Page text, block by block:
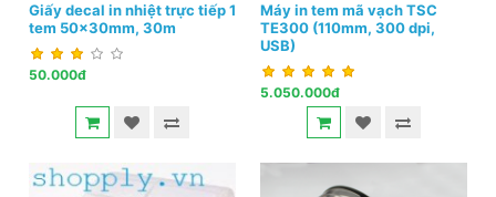
Giấy decal in nhiệt trực tiếp 1
tem 50x30mm, 30m
50.000đ
Máy in tem mã vạch TSC
TE300 (110mm, 300 dpi,
USB)
5.050.000đ